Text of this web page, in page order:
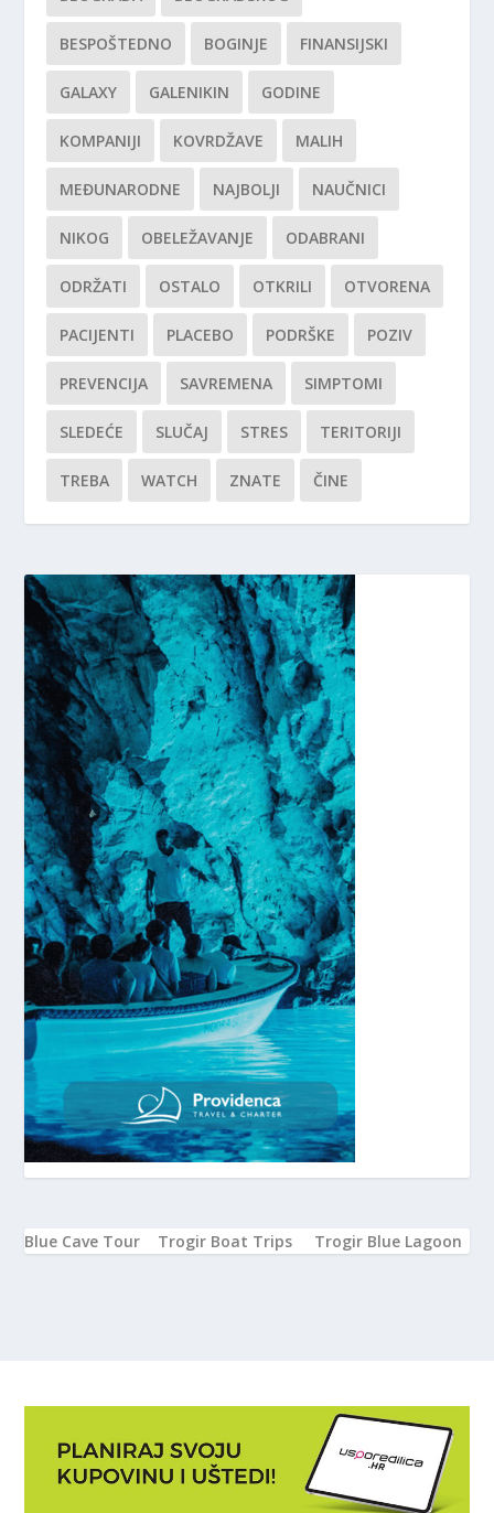
BESPOŠTEDNO BOGINJE FINANSIJSKI
GALAXY GALENIKIN GODINE
KOMPANIJI KOVRDŽAVE MALIH
MEĐUNARODNE NAJBOLJI NAUČNICI
NIKOG OBELEŽAVANJE ODABRANI
ODRŽATI OSTALO OTKRILI OTVORENA
PACIJENTI PLACEBO PODRŠKE POZIV
PREVENCIJA SAVREMENA SIMPTOMI
SLEDEĆE SLUČAJ STRES TERITORIJI
TREBA WATCH ZNATE ČINE
Blue Cave Tour Trogir Boat Trips Trogir Blue Lagoon